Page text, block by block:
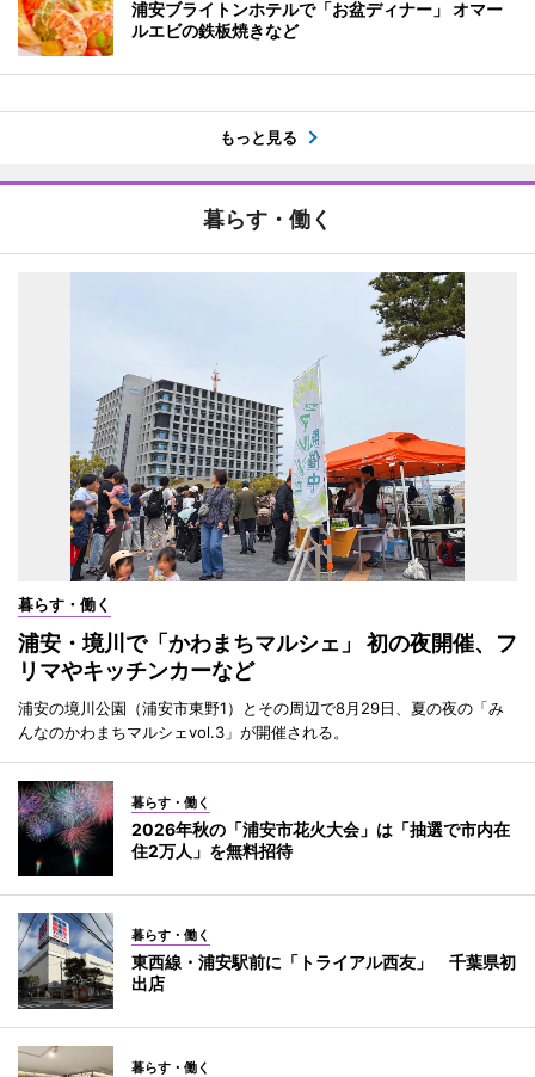
浦安ブライトンホテルで「お盆ディナー」 オマー
ルエビの鉄板焼きなど
もっと見る
暮らす・働く
暮らす・働く
浦安・境川で「かわまちマルシェ」 初の夜開催、フ
リマやキッチンカーなど
浦安の境川公園（浦安市東野1）とその周辺で8月29日、夏の夜の「み
んなのかわまちマルシェvol.3」が開催される。
暮らす・働く
2026年秋の「浦安市花火大会」は「抽選で市内在
住2万人」を無料招待
暮らす・働く
東西線・浦安駅前に「トライアル西友」 千葉県初
出店
暮らす・働く